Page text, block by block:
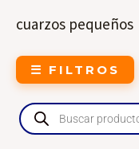
cuarzos pequeños
☰ FILTROS
Products
search